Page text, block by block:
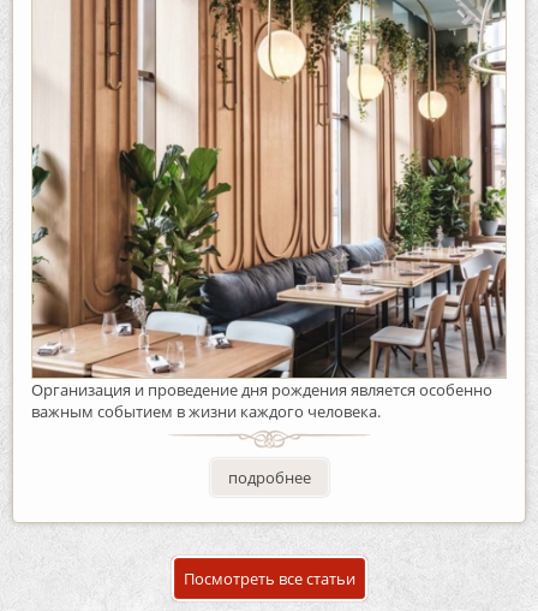
Организация и проведение дня рождения является особенно
важным событием в жизни каждого человека.
подробнее
Посмотреть все статьи